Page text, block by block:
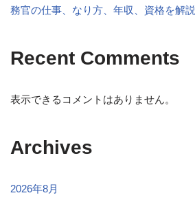
務官の仕事、なり方、年収、資格を解説
Recent Comments
表示できるコメントはありません。
Archives
2026年8月